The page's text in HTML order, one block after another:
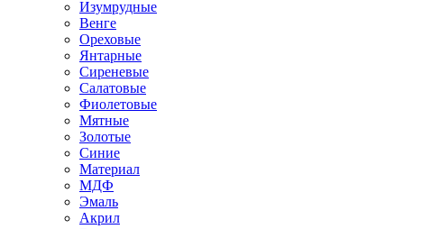
Изумрудные
Венге
Ореховые
Янтарные
Сиреневые
Салатовые
Фиолетовые
Мятные
Золотые
Синие
Материал
МДФ
Эмаль
Акрил